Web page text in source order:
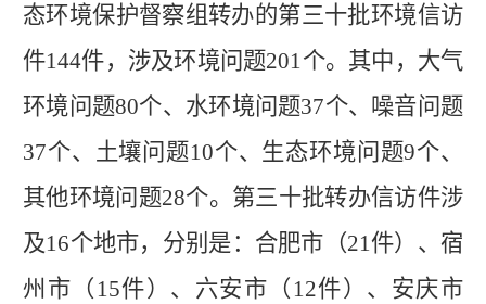
态环境保护督察组转办的第三十批环境信访
件144件，涉及环境问题201个。其中，大气
环境问题80个、水环境问题37个、噪音问题
37个、土壤问题10个、生态环境问题9个、
其他环境问题28个。第三十批转办信访件涉
及16个地市，分别是：合肥市（21件）、宿
州市（15件）、六安市（12件）、安庆市